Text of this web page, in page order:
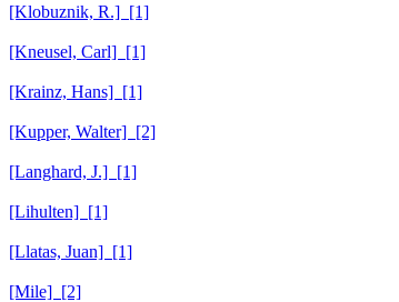
[Klobuznik, R.] [1]
[Kneusel, Carl] [1]
[Krainz, Hans] [1]
[Kupper, Walter] [2]
[Langhard, J.] [1]
[Lihulten] [1]
[Llatas, Juan] [1]
[Mile] [2]